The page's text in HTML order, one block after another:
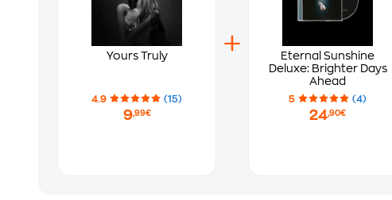
Yours Truly
4.9 (15)
9,99€
Eternal Sunshine
Deluxe: Brighter Days
Ahead
5 (4)
24,90€